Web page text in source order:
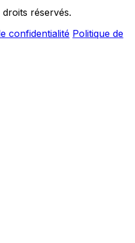
réservés.
confidentialité Politique de